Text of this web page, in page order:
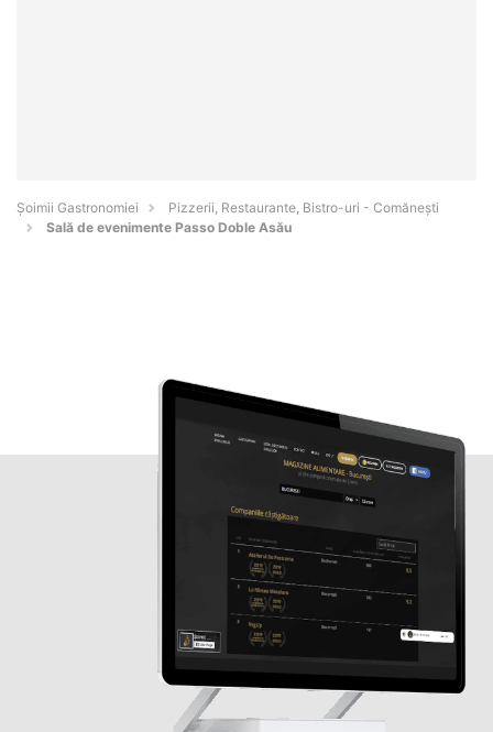
Șoimii Gastronomiei
Pizzerii, Restaurante, Bistro-uri - Comăneşti
Sală de evenimente Passo Doble Asău